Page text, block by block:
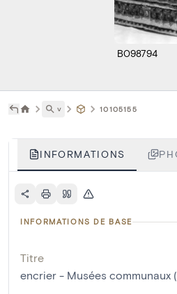
B098794
˅ 10105155
INFORMATIONS
INFORMATIONS DE BASE
Titre
encrier - Musées communaux